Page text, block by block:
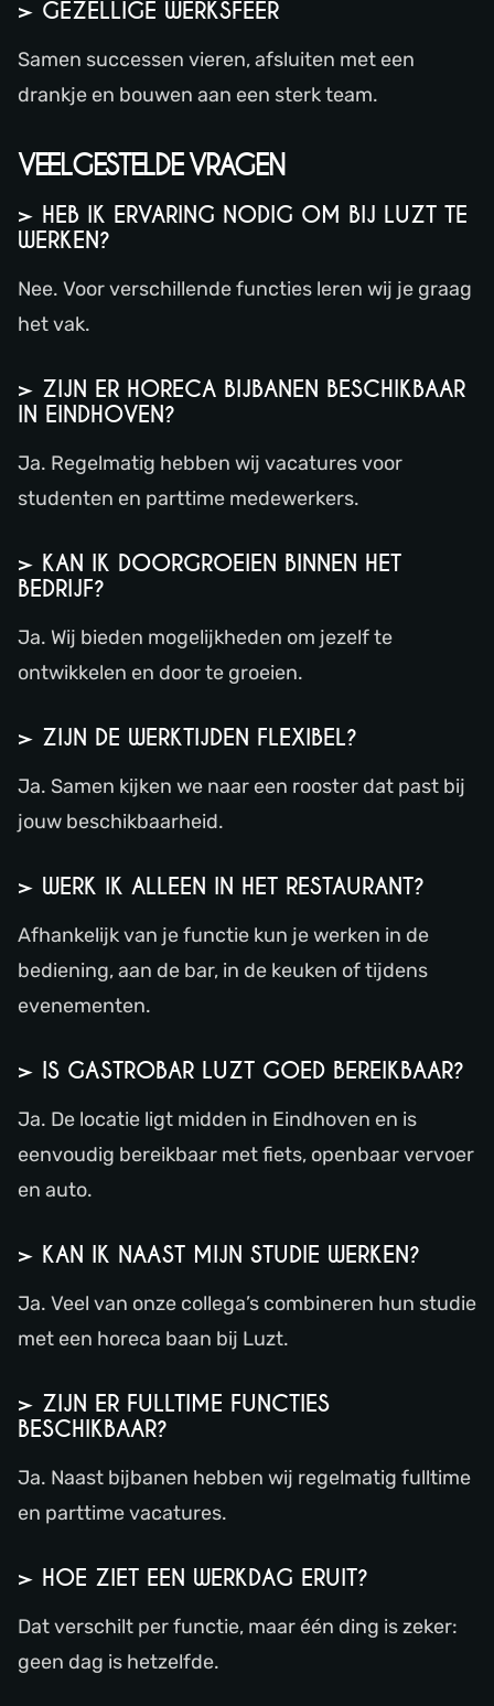
> GEZELLIGE WERKSFEER
Samen successen vieren, afsluiten met een
drankje en bouwen aan een sterk team.
VEELGESTELDE VRAGEN
> HEB IK ERVARING NODIG OM BIJ LUZT TE
WERKEN?
Nee. Voor verschillende functies leren wij je graag
het vak.
> ZIJN ER HORECA BIJBANEN BESCHIKBAAR
IN EINDHOVEN?
Ja. Regelmatig hebben wij vacatures voor
studenten en parttime medewerkers.
> KAN IK DOORGROEIEN BINNEN HET
BEDRIJF?
Ja. Wij bieden mogelijkheden om jezelf te
ontwikkelen en door te groeien.
> ZIJN DE WERKTIJDEN FLEXIBEL?
Ja. Samen kijken we naar een rooster dat past bij
jouw beschikbaarheid.
> WERK IK ALLEEN IN HET RESTAURANT?
Afhankelijk van je functie kun je werken in de
bediening, aan de bar, in de keuken of tijdens
evenementen.
> IS GASTROBAR LUZT GOED BEREIKBAAR?
Ja. De locatie ligt midden in Eindhoven en is
eenvoudig bereikbaar met fiets, openbaar vervoer
en auto.
> KAN IK NAAST MIJN STUDIE WERKEN?
Ja. Veel van onze collega’s combineren hun studie
met een horeca baan bij Luzt.
> ZIJN ER FULLTIME FUNCTIES
BESCHIKBAAR?
Ja. Naast bijbanen hebben wij regelmatig fulltime
en parttime vacatures.
> HOE ZIET EEN WERKDAG ERUIT?
Dat verschilt per functie, maar één ding is zeker:
geen dag is hetzelfde.